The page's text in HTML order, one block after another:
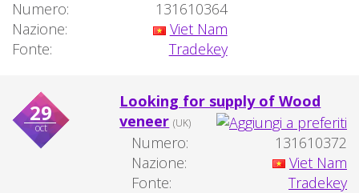
Numero:
131610364
Nazione:
Viet Nam
Fonte:
Tradekey
29
oct
Looking for supply of Wood
veneer (UK)
Numero:
131610372
Nazione:
Viet Nam
Fonte:
Tradekey